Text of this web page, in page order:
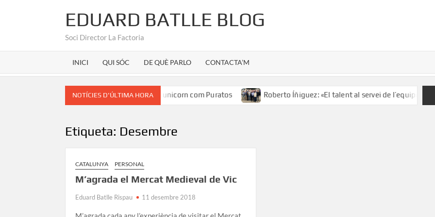
EDUARD BATLLE BLOG
Soci Director La Factoria
INICI QUI SÓC DE QUÈ PARLO CONTACTA’M
NOTÍCIES D'ÚLTIMA HORA
Marca Girona a la seu d’un unicorn com Puratos Roberto Íñiguez: «El talent al servei de l’equip»
Etiqueta: Desembre
CATALUNYA PERSONAL
M’agrada el Mercat Medieval de Vic
Eduard Batlle Rispau 11 desembre 2018